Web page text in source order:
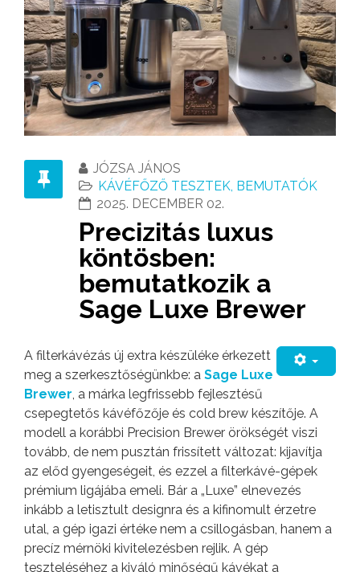
JÓZSA JÁNOS
KÁVÉFŐZŐ TESZTEK, BEMUTATÓK
2025. DECEMBER 02.
Precizitás luxus
köntösben:
bemutatkozik a
Sage Luxe Brewer
A filterkávézás új extra készüléke érkezett
meg a szerkesztőségünkbe: a Sage Luxe
Brewer, a márka legfrissebb fejlesztésű
csepegtetős kávéfőzője és cold brew készítője. A
modell a korábbi Precision Brewer örökségét viszi
tovább, de nem pusztán frissített változat: kijavítja
az előd gyengeségeit, és ezzel a filterkávé-gépek
prémium ligájába emeli. Bár a „Luxe” elnevezés
inkább a letisztult designra és a kifinomult érzetre
utal, a gép igazi értéke nem a csillogásban, hanem a
precíz mérnöki kivitelezésben rejlik. A gép
teszteléséhez a kiváló minőségű kávékat a